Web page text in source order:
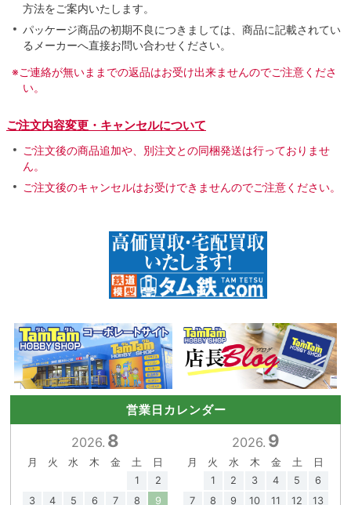
方法をご案内いたします。
パッケージ商品の初期不良につきましては、商品に記載されてい
るメーカーへ直接お問い合わせください。
※ご連絡が無いままでの返品はお受け出来ませんのでご注意くださ
い。
ご注文内容変更・キャンセルについて
ご注文後の商品追加や、別注文との同梱発送は行っておりませ
ん。
ご注文後のキャンセルはお受けできませんのでご注意ください。
営業日カレンダー
2026. 8
月 火 水 木 金 土
日
1
2
3
4 5 6 7 8
9
2026. 9
月 火 水 木 金 土
日
1
2 3 4 5
6
7
8 9 10 11 12
13